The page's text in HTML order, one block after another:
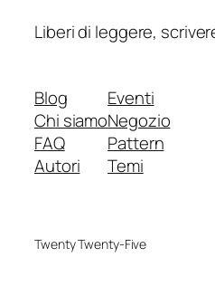
Liberi di leggere,
Blog
Chi siamo
FAQ
Autori
Eventi
Negozio
Pattern
Temi
Twenty Twenty-Five